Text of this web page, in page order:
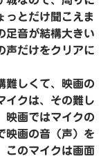
っとだけ聞こえま
足音が結構大きい
声だけをクリアに
難しくて、映画の
イクは、その難し
映画ではマイクの
映画の音（声）を
このマイクは画面